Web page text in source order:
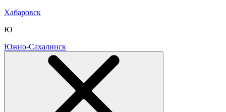
Хабаровск
Ю
Южно-Сахалинск